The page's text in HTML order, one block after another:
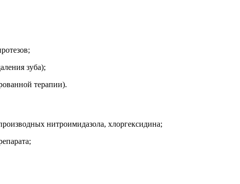
зуба);
терапии).
нитроимидазола, хлоргексидина;